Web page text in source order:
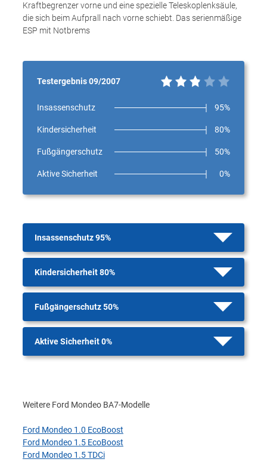
Kraftbegrenzer vorne und eine spezielle Teleskoplenksäule,
die sich beim Aufprall nach vorne schiebt. Das serienmäßige
ESP mit Notbrems
Testergebnis 09/2007
Insassenschutz 95%
Kindersicherheit 80%
Fußgängerschutz 50%
Aktive Sicherheit 0%
Insassenschutz 95%
Kindersicherheit 80%
Fußgängerschutz 50%
Aktive Sicherheit 0%
Weitere Ford Mondeo BA7-Modelle
Ford Mondeo 1.0 EcoBoost
Ford Mondeo 1.5 EcoBoost
Ford Mondeo 1.5 TDCi